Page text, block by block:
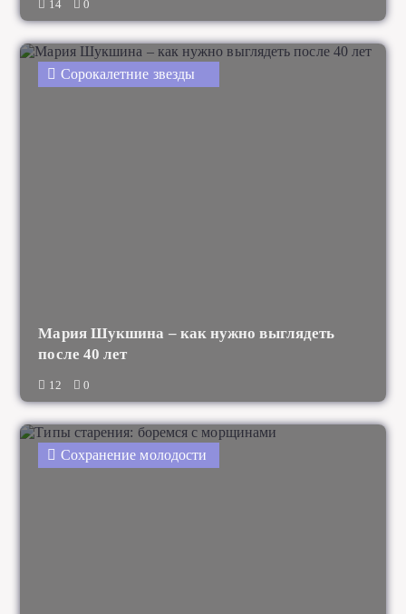
14 0
Сорокалетние звезды
Мария Шукшина – как нужно выглядеть
после 40 лет
12 0
Сохранение молодости